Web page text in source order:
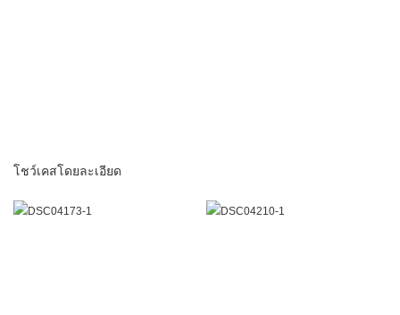
โชว์เคสโดยละเอียด